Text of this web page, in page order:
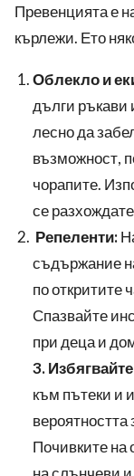
Превенцията е
кърлежи. Ето
Облекло и
дълги ръкави
лесно да
възможност,
чорапите.
се
Репеленти:
съдържание
по откритите
Спазвайте
при деца и
3.
към пътеки и
вероятността
Почивките на